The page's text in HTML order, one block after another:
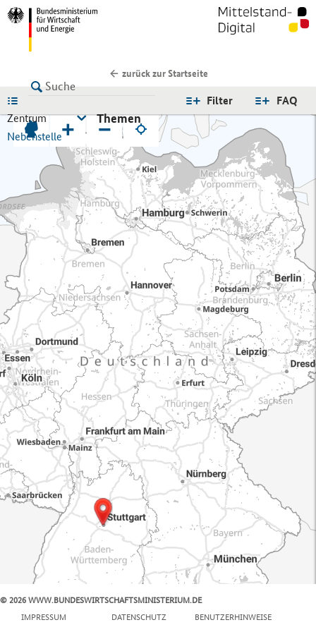
zurück zur Startseite
FAQ
Filter
Zentrum
Nebenstelle
Themen
+ −
© 2026 WWW.BUNDESWIRTSCHAFTSMINISTERIUM.DE
IMPRESSUM
DATENSCHUTZ BENUTZERHINWEISE